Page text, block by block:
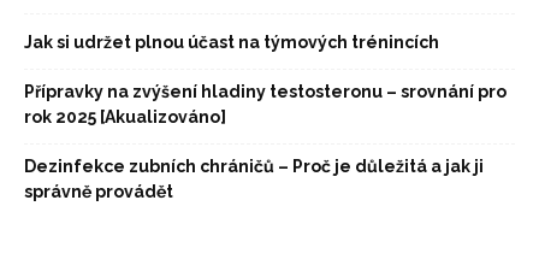
Jak si udržet plnou účast na týmových trénincích
Přípravky na zvýšení hladiny testosteronu – srovnání pro
rok 2025 [Akualizováno]
Dezinfekce zubních chráničů – Proč je důležitá a jak ji
správně provádět